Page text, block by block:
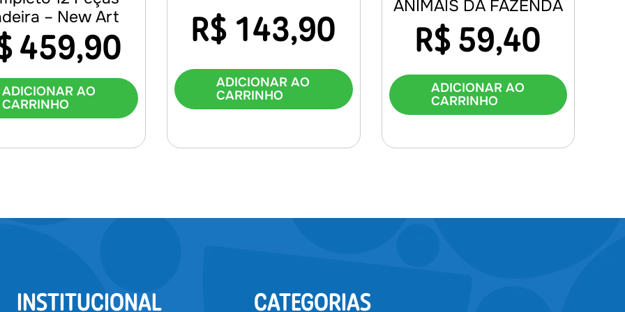
– New Art
459,90
ADICIONAR AO
CARRINHO
R$ 143,90
ADICIONAR AO
CARRINHO
ANIMAIS DA FAZENDA
R$ 59,40
ADICIONAR AO
CARRINHO
INSTITUCIONAL CATEGORIAS